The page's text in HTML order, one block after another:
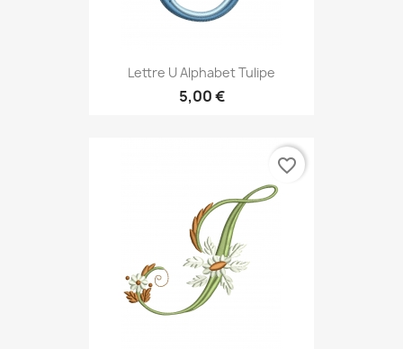
Lettre U Alphabet Tulipe
5,00 €
favorite_border